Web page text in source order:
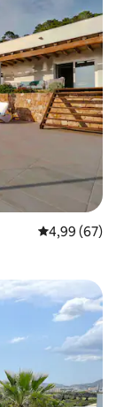
4,99 (67)